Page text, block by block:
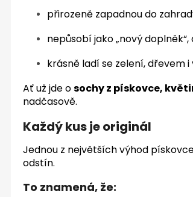
přirozeně zapadnou do
nepůsobí jako „nový
krásně ladí se zelení, dřevem
Ať už jde osochy z pískovce,
nadčasově.
Každý kus je originál
Jednou z největších výhod
odstín.
To znamená, že: